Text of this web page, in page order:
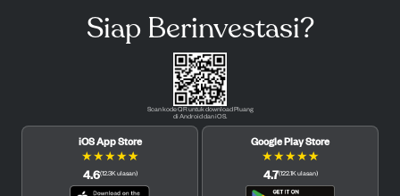
Siap Berinvestasi?
Scan kode QR untuk download Pluang
di Android dan iOS.
iOS App Store
★★★★★
4.6(12.3K ulasan)
Google Play Store
★★★★★
4.7(122.1K ulasan)